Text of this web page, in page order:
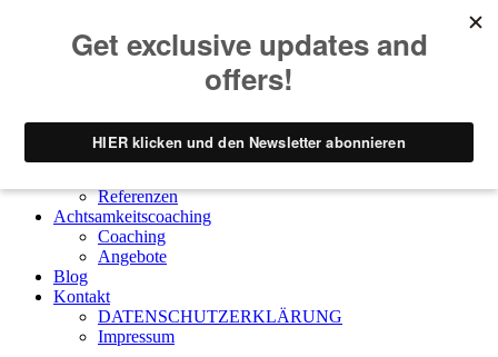
Home
Vorträge
Referenzen
Achtsamkeitscoaching
Coaching
Angebote
Blog
Kontakt
DATENSCHUTZERKLÄRUNG
Impressum